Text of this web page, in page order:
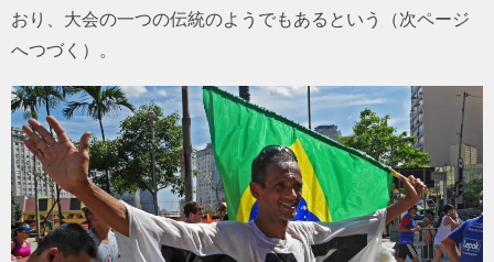
おり、大会の一つの伝統のようでもあるという（次ページ
へつづく）。